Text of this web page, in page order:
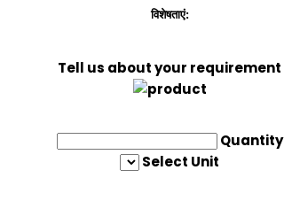
विशेषताएं:
Tell us about your requirement
Quantity
Select Unit